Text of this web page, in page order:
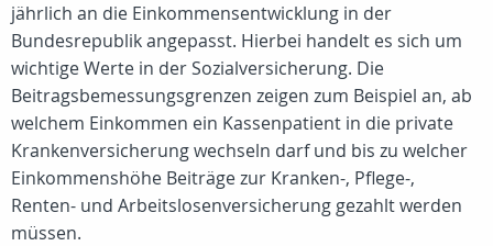
jährlich an die Einkommensentwicklung in der
Bundesrepublik angepasst. Hierbei handelt es sich um
wichtige Werte in der Sozialversicherung. Die
Beitragsbemessungsgrenzen zeigen zum Beispiel an, ab
welchem Einkommen ein Kassenpatient in die private
Krankenversicherung wechseln darf und bis zu welcher
Einkommenshöhe Beiträge zur Kranken-, Pflege-,
Renten- und Arbeitslosenversicherung gezahlt werden
müssen.